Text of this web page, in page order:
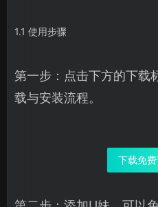
1.1 使用步骤
第一步：点击下方的下载
载与安装流程。
下载免